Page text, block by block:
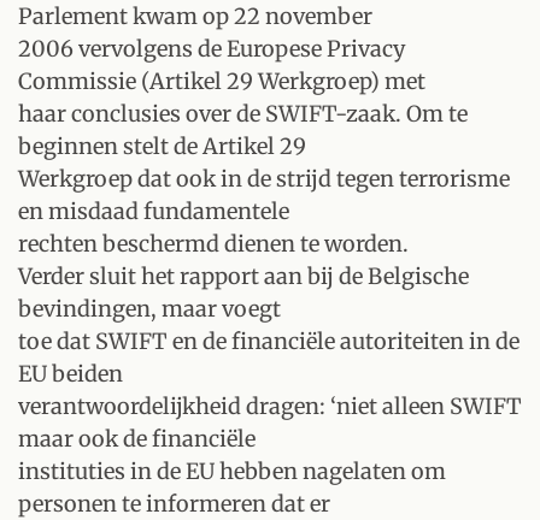
Parlement kwam op 22 november
2006 vervolgens de Europese Privacy
Commissie (Artikel 29 Werkgroep) met
haar conclusies over de SWIFT-zaak. Om te
beginnen stelt de Artikel 29
Werkgroep dat ook in de strijd tegen terrorisme
en misdaad fundamentele
rechten beschermd dienen te worden.
Verder sluit het rapport aan bij de Belgische
bevindingen, maar voegt
toe dat SWIFT en de financiële autoriteiten in de
EU beiden
verantwoordelijkheid dragen: ‘niet alleen SWIFT
maar ook de financiële
instituties in de EU hebben nagelaten om
personen te informeren dat er